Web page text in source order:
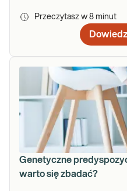
Przeczytasz w 8 minut
Genetyczne
warto się zbadać?